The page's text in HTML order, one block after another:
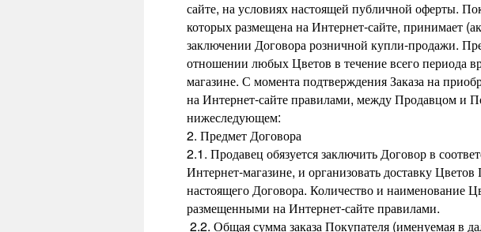
сайте, на условиях настоящей публичной оферты.
которых размещена на Интернет-сайте, принимает
заключении Договора розничной купли-продажи.
отношении любых Цветов в течение всего периода
магазине. С момента подтверждения Заказа на
на Интернет-сайте правилами, между Продавцом и
нижеследующем:
2. Предмет Договора
2.1. Продавец обязуется заключить Договор в
Интернет-магазине, и организовать доставку
настоящего Договора. Количество и наименование
размещенными на Интернет-сайте правилами.
2.2. Общая сумма заказа Покупателя (именуемая в